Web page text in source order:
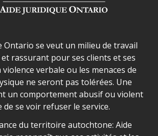
la sécurité dans les locaux d'AJO.
Ontario se veut un milieu de travail
rassurant pour ses clients et ses
violence verbale ou les menaces de
ne seront pas tolérées. Une
un comportement abusif ou violent
de se voir refuser le service.
land acknowledgement
du territoire autochtone: Aide